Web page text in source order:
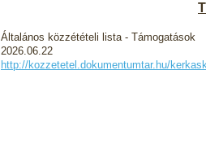
Általános közzétételi lista - Támogatások
2026.06.22
http://kozzetetel.dokumentumtar.hu/